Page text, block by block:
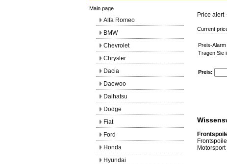
Main page
Price alert
Current
Preis-
Tragen Sie
Preis:
Alfa Romeo
BMW
Chevrolet
Chrysler
Dacia
Daewoo
Daihatsu
Dodge
Fiat
Ford
Honda
Hyundai